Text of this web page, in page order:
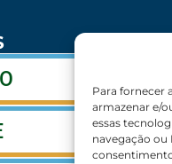
Para fornecer
armazenar e/
essas
navegação ou